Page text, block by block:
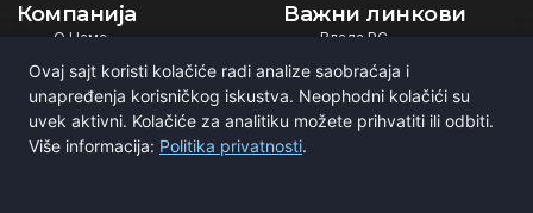
Компанија
О Нама
Дигитална Телевизија
Дигитални Радио
Емитовање Програма
Сертификати
Важни линкови
Влада РС
Министарство ИТ
РЕМ
Рател
Ovaj sajt koristi kolačiće radi analize saobraćaja i
unapređenja korisničkog iskustva. Neophodni kolačići su
uvek aktivni. Kolačiće za analitiku možete prihvatiti ili odbiti.
Više informacija: Politika privatnosti.